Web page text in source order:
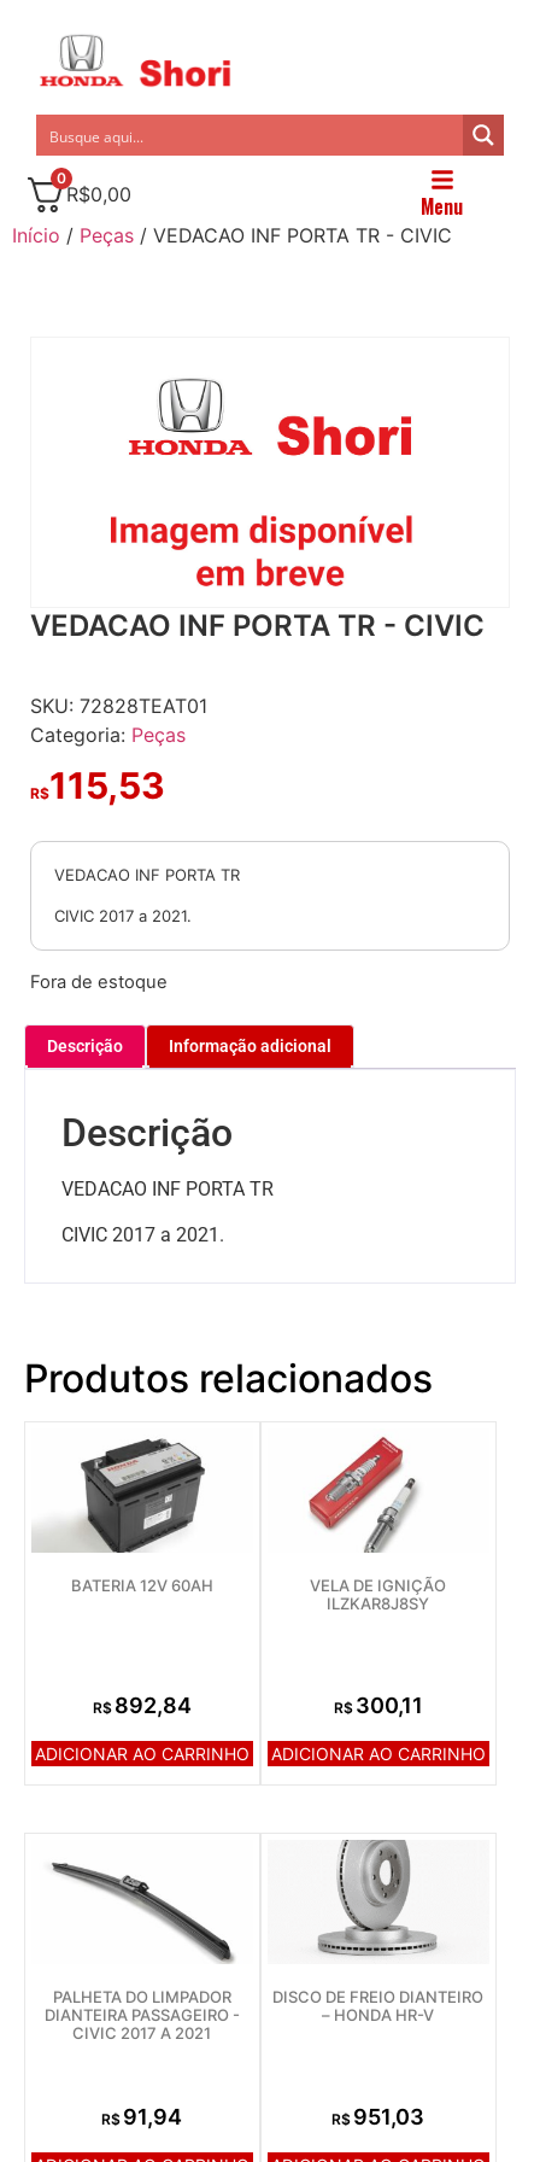
0
R$0,00 Menu
Início / Peças / VEDACAO INF PORTA TR - CIVIC
VEDACAO INF PORTA TR - CIVIC
SKU: 72828TEAT01
Categoria: Peças
R$115,53
VEDACAO INF PORTA TR
CIVIC 2017 a 2021.
Fora de estoque
Descrição Informação adicional
Descrição
VEDACAO INF PORTA TR
CIVIC 2017 a 2021.
Produtos relacionados
BATERIA 12V 60AH
R$ 892,84
ADICIONAR AO CARRINHO
VELA DE IGNIÇÃO
ILZKAR8J8SY
R$ 300,11
ADICIONAR AO CARRINHO
PALHETA DO LIMPADOR
DIANTEIRA PASSAGEIRO -
CIVIC 2017 A 2021
R$ 91,94
DISCO DE FREIO DIANTEIRO
– HONDA HR-V
R$ 951,03